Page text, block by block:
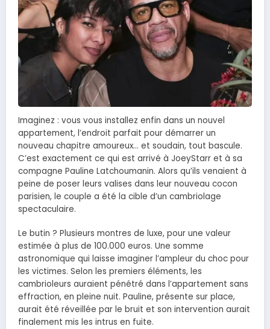
Imaginez : vous vous installez enfin dans un nouvel
appartement, l’endroit parfait pour démarrer un
nouveau chapitre amoureux… et soudain, tout bascule.
C’est exactement ce qui est arrivé à JoeyStarr et à sa
compagne Pauline Latchoumanin. Alors qu’ils venaient à
peine de poser leurs valises dans leur nouveau cocon
parisien, le couple a été la cible d’un cambriolage
spectaculaire.
Le butin ? Plusieurs montres de luxe, pour une valeur
estimée à plus de 100.000 euros. Une somme
astronomique qui laisse imaginer l’ampleur du choc pour
les victimes. Selon les premiers éléments, les
cambrioleurs auraient pénétré dans l’appartement sans
effraction, en pleine nuit. Pauline, présente sur place,
aurait été réveillée par le bruit et son intervention aurait
finalement mis les intrus en fuite.